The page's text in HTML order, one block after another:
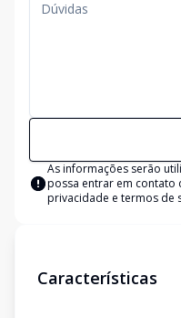
As informações serão
possa entrar em contato
privacidade e termos de
Características